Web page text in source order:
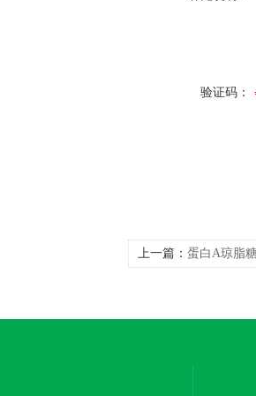
验证码：
上一篇： 蛋白A琼脂